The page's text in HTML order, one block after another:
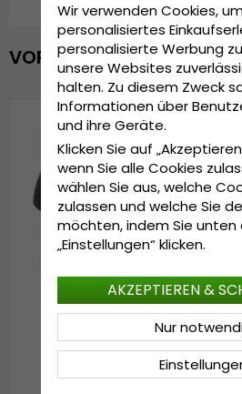
VOR KURZEM ANGESEHEN
Mützen - Jaxon Short
Beanie Hat (Navy)
Wir verwenden Cookies,
personalisiertes
personalisierte Werbung
unsere Websites
halten. Zu diesem Zweck
Informationen über
und ihre Geräte.
Klicken Sie auf
wenn Sie alle Cookies
wählen Sie aus, welche
zulassen und welche Sie
möchten, indem Sie unten
„Einstellungen“ klicken.
Nur
AKZEPTIEREN &